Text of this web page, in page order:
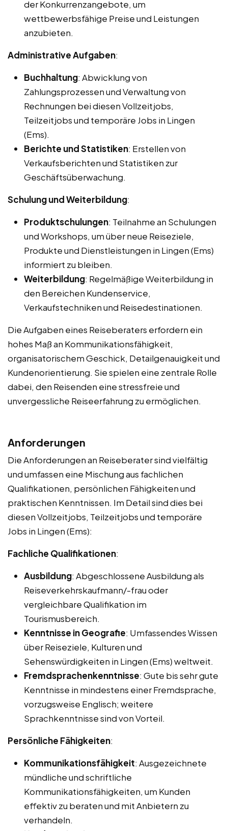
der Konkurrenzangebote, um
wettbewerbsfähige Preise und Leistungen
anzubieten.
Administrative Aufgaben:
Buchhaltung: Abwicklung von
Zahlungsprozessen und Verwaltung von
Rechnungen bei diesen Vollzeitjobs,
Teilzeitjobs und temporäre Jobs in Lingen
(Ems).
Berichte und Statistiken: Erstellen von
Verkaufsberichten und Statistiken zur
Geschäftsüberwachung.
Schulung und Weiterbildung:
Produktschulungen: Teilnahme an Schulungen
und Workshops, um über neue Reiseziele,
Produkte und Dienstleistungen in Lingen (Ems)
informiert zu bleiben.
Weiterbildung: Regelmäßige Weiterbildung in
den Bereichen Kundenservice,
Verkaufstechniken und Reisedestinationen.
Die Aufgaben eines Reiseberaters erfordern ein
hohes Maß an Kommunikationsfähigkeit,
organisatorischem Geschick, Detailgenauigkeit und
Kundenorientierung. Sie spielen eine zentrale Rolle
dabei, den Reisenden eine stressfreie und
unvergessliche Reiseerfahrung zu ermöglichen.
Anforderungen
Die Anforderungen an Reiseberater sind vielfältig
und umfassen eine Mischung aus fachlichen
Qualifikationen, persönlichen Fähigkeiten und
praktischen Kenntnissen. Im Detail sind dies bei
diesen Vollzeitjobs, Teilzeitjobs und temporäre
Jobs in Lingen (Ems):
Fachliche Qualifikationen:
Ausbildung: Abgeschlossene Ausbildung als
Reiseverkehrskaufmann/-frau oder
vergleichbare Qualifikation im
Tourismusbereich.
Kenntnisse in Geografie: Umfassendes Wissen
über Reiseziele, Kulturen und
Sehenswürdigkeiten in Lingen (Ems) weltweit.
Fremdsprachenkenntnisse: Gute bis sehr gute
Kenntnisse in mindestens einer Fremdsprache,
vorzugsweise Englisch; weitere
Sprachkenntnisse sind von Vorteil.
Persönliche Fähigkeiten:
Kommunikationsfähigkeit: Ausgezeichnete
mündliche und schriftliche
Kommunikationsfähigkeiten, um Kunden
effektiv zu beraten und mit Anbietern zu
verhandeln.